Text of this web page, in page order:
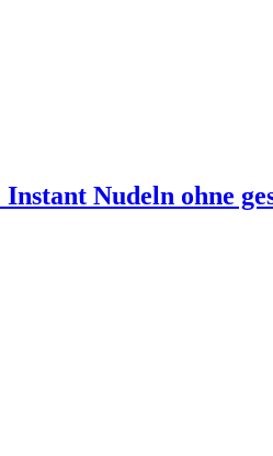
Nudeln ohne